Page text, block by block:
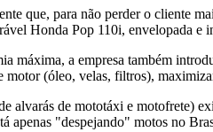
para não perder o cliente
Honda Pop 110i, envelopada e
a empresa também
motor (óleo, velas, filtros),
de mototáxi e motofrete)
apenas "despejando" motos no